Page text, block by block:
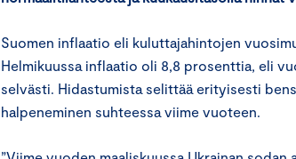
Suomen inflaatio eli kuluttajahintojen
Helmikuussa inflaatio oli 8,8 prosenttia, eli
selvästi. Hidastumista selittää erityisesti
halpeneminen suhteessa viime vuoteen.